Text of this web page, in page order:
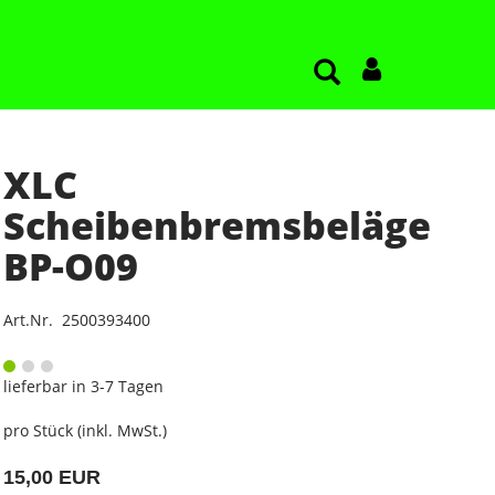
XLC
Scheibenbremsbeläge
BP-O09
Art.Nr. 2500393400
lieferbar in 3-7 Tagen
pro Stück (inkl. MwSt.)
15,00 EUR